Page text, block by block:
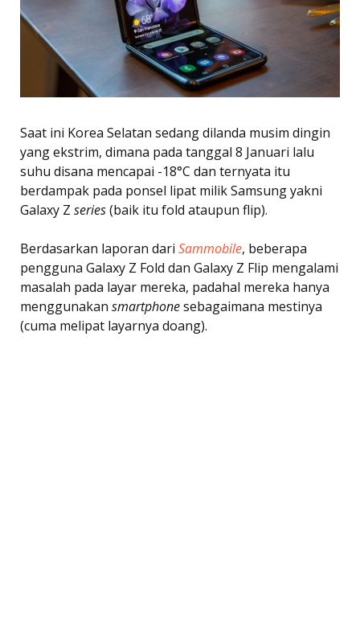
Saat ini Korea Selatan sedang dilanda musim dingin
yang ekstrim, dimana pada tanggal 8 Januari lalu
suhu disana mencapai -18°C dan ternyata itu
berdampak pada ponsel lipat milik Samsung yakni
Galaxy Z series(baik itu fold ataupun flip).
Berdasarkan laporan dari Sammobile, beberapa
pengguna Galaxy Z Fold dan Galaxy Z Flip mengalami
masalah pada layar mereka, padahal mereka hanya
menggunakan smartphonesebagaimana mestinya
(cuma melipat layarnya doang).